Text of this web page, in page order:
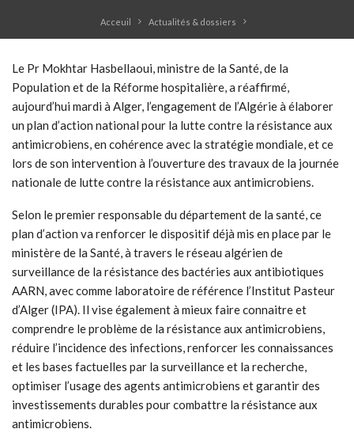
Acceuil Actualités & dossiers
Le Pr Mokhtar Hasbellaoui, ministre de la Santé, de la
Population et de la Réforme hospitalière, a réaffirmé,
aujourd’hui mardi à Alger, l’engagement de l’Algérie à élaborer
un plan d’action national pour la lutte contre la résistance aux
antimicrobiens, en cohérence avec la stratégie mondiale, et ce
lors de son intervention à l’ouverture des travaux de la journée
nationale de lutte contre la résistance aux antimicrobiens.
Selon le premier responsable du département de la santé, ce
plan d’action va renforcer le dispositif déjà mis en place par le
ministère de la Santé, à travers le réseau algérien de
surveillance de la résistance des bactéries aux antibiotiques
AARN, avec comme laboratoire de référence l’Institut Pasteur
d’Alger (IPA). Il vise également à mieux faire connaitre et
comprendre le problème de la résistance aux antimicrobiens,
réduire l’incidence des infections, renforcer les connaissances
et les bases factuelles par la surveillance et la recherche,
optimiser l’usage des agents antimicrobiens et garantir des
investissements durables pour combattre la résistance aux
antimicrobiens.